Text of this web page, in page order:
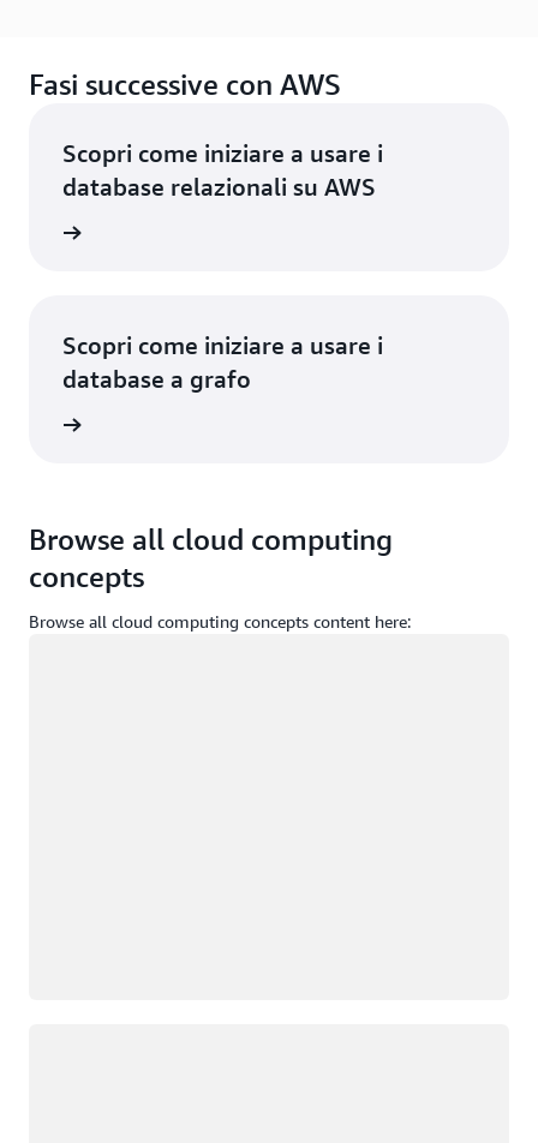
Fasi successive con AWS
Scopri come iniziare a usare i
database relazionali su AWS
Scopri come iniziare a usare i
database a grafo
Browse all cloud computing
concepts
Browse all cloud computing concepts content here: